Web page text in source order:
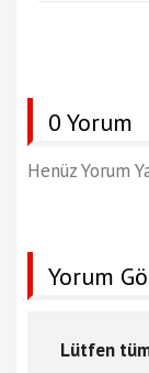
0 Yorum
Henüz Yorum
Yorum
Lütfen